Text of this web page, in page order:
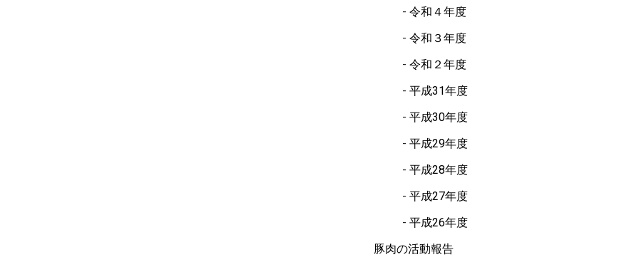
令和４年度
令和３年度
令和２年度
平成31年度
平成30年度
平成29年度
平成28年度
平成27年度
平成26年度
豚肉の活動報告